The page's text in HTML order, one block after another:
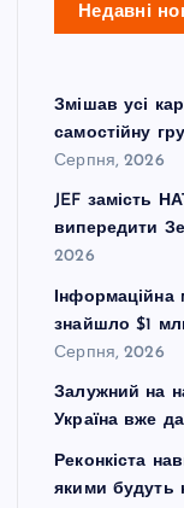
Недавні
Змішав усі
самостійну
Серпня, 2026
JEF замість
випередити
2026
знайшло $1
Серпня, 2026
Залужний на
Україна вже
Реконкіста
якими будуть